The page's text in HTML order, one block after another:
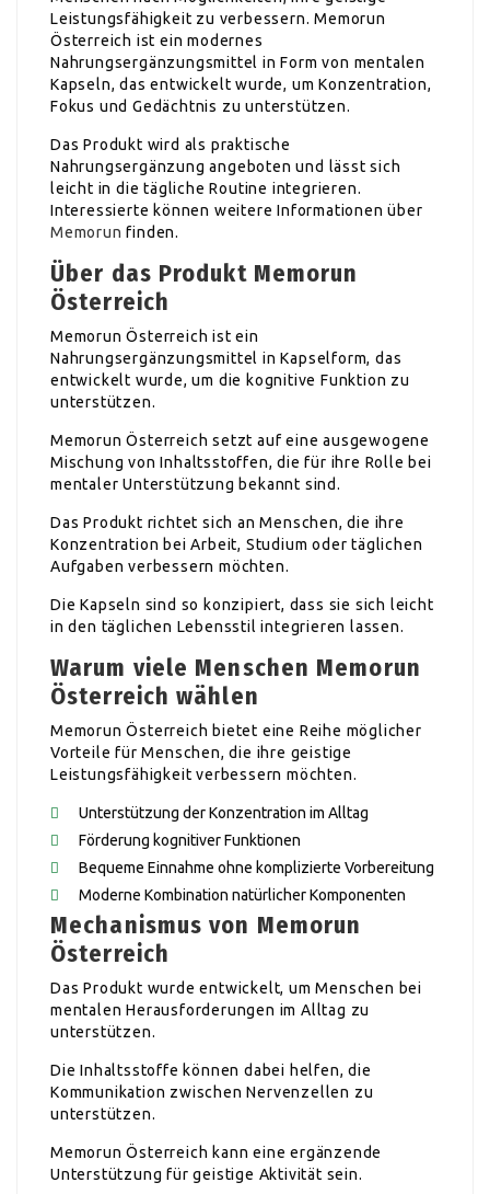
Leistungsfähigkeit zu verbessern. Memorun
Österreich ist ein modernes
Nahrungsergänzungsmittel in Form von mentalen
Kapseln, das entwickelt wurde, um Konzentration,
Fokus und Gedächtnis zu unterstützen.
Das Produkt wird als praktische
Nahrungsergänzung angeboten und lässt sich
leicht in die tägliche Routine integrieren.
Interessierte können weitere Informationen über
Memorun finden.
Über das Produkt Memorun
Österreich
Memorun Österreich ist ein
Nahrungsergänzungsmittel in Kapselform, das
entwickelt wurde, um die kognitive Funktion zu
unterstützen.
Memorun Österreich setzt auf eine ausgewogene
Mischung von Inhaltsstoffen, die für ihre Rolle bei
mentaler Unterstützung bekannt sind.
Das Produkt richtet sich an Menschen, die ihre
Konzentration bei Arbeit, Studium oder täglichen
Aufgaben verbessern möchten.
Die Kapseln sind so konzipiert, dass sie sich leicht
in den täglichen Lebensstil integrieren lassen.
Warum viele Menschen Memorun
Österreich wählen
Memorun Österreich bietet eine Reihe möglicher
Vorteile für Menschen, die ihre geistige
Leistungsfähigkeit verbessern möchten.
Unterstützung der Konzentration im Alltag
Förderung kognitiver Funktionen
Bequeme Einnahme ohne komplizierte Vorbereitung
Moderne Kombination natürlicher Komponenten
Mechanismus von Memorun
Österreich
Das Produkt wurde entwickelt, um Menschen bei
mentalen Herausforderungen im Alltag zu
unterstützen.
Die Inhaltsstoffe können dabei helfen, die
Kommunikation zwischen Nervenzellen zu
unterstützen.
Memorun Österreich kann eine ergänzende
Unterstützung für geistige Aktivität sein.